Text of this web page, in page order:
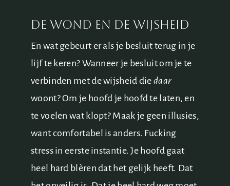
De wond en de wijsheid
En wat gebeurt er als je besluit terug in je
lijf te keren? Wanneer je besluit om je te
verbinden met de wijsheid diedaar
woont? Om je hoofd je hoofd te laten, en
te voelen wat klopt? Maak je geen illusies,
want comfortabel is anders. Fucking
stress in eerste instantie. Je hoofd gaat
heel hard blèren dat het gelijk heeft. Dat